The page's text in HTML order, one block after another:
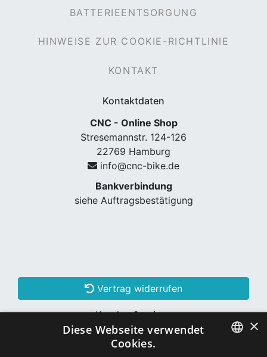
BATTERIEENTSORGUNG
HINWEISE ZUR COOKIE-RICHTLINIE
KONTAKT
Kontaktdaten
CNC - Online Shop
Stresemannstr. 124-126
22769 Hamburg
info@cnc-bike.de
Bankverbindung
siehe Auftragsbestätigung
Vertrag widerrufen
Kunden Services
Konto erstellen
×
Diese Webseite verwendet
Cookies.